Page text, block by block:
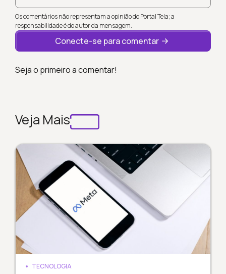
Os comentários não representam a opinião do Portal Tela; a
responsabilidade é do autor da mensagem.
Conecte-se para comentar
Seja o primeiro a comentar!
Veja Mais
TECNOLOGIA